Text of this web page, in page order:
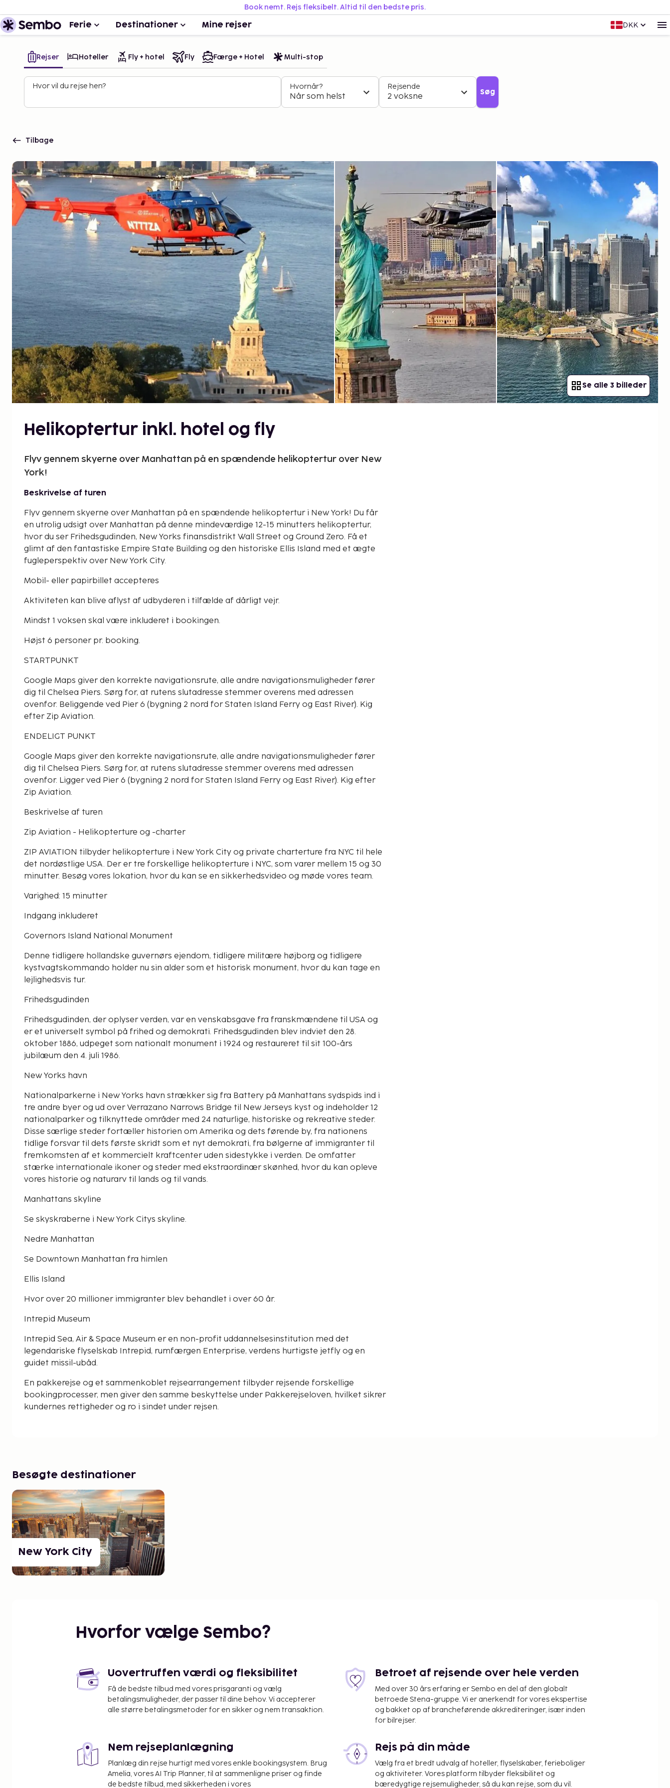
Book nemt. Rejs fleksibelt. Altid til den bedste pris.
Ferie Destinationer Mine rejser DKK
Rejser Hoteller Fly + hotel Fly Færge + Hotel Multi-stop
Hvor vil du rejse hen? Hvornår?
Når som helst
Rejsende
2 voksne Søg
Tilbage
Se alle 3 billeder
Helikoptertur inkl. hotel og fly
Flyv gennem skyerne over Manhattan på en spændende helikoptertur over New
York!
Beskrivelse af turen
Flyv gennem skyerne over Manhattan på en spændende helikoptertur i New York! Du får
en utrolig udsigt over Manhattan på denne mindeværdige 12-15 minutters helikoptertur,
hvor du ser Frihedsgudinden, New Yorks finansdistrikt Wall Street og Ground Zero. Få et
glimt af den fantastiske Empire State Building og den historiske Ellis Island med et ægte
fugleperspektiv over New York City.
Mobil- eller papirbillet accepteres
Aktiviteten kan blive aflyst af udbyderen i tilfælde af dårligt vejr.
Mindst 1 voksen skal være inkluderet i bookingen.
Højst 6 personer pr. booking.
STARTPUNKT
Google Maps giver den korrekte navigationsrute, alle andre navigationsmuligheder fører
dig til Chelsea Piers. Sørg for, at rutens slutadresse stemmer overens med adressen
ovenfor. Beliggende ved Pier 6 (bygning 2 nord for Staten Island Ferry og East River). Kig
efter Zip Aviation.
ENDELIGT PUNKT
Google Maps giver den korrekte navigationsrute, alle andre navigationsmuligheder fører
dig til Chelsea Piers. Sørg for, at rutens slutadresse stemmer overens med adressen
ovenfor. Ligger ved Pier 6 (bygning 2 nord for Staten Island Ferry og East River). Kig efter
Zip Aviation.
Beskrivelse af turen
Zip Aviation - Helikopterture og -charter
ZIP AVIATION tilbyder helikopterture i New York City og private charterture fra NYC til hele
det nordøstlige USA. Der er tre forskellige helikopterture i NYC, som varer mellem 15 og 30
minutter. Besøg vores lokation, hvor du kan se en sikkerhedsvideo og møde vores team.
Varighed: 15 minutter
Indgang inkluderet
Governors Island National Monument
Denne tidligere hollandske guvernørs ejendom, tidligere militære højborg og tidligere
kystvagtskommando holder nu sin alder som et historisk monument, hvor du kan tage en
lejlighedsvis tur.
Frihedsgudinden
Frihedsgudinden, der oplyser verden, var en venskabsgave fra franskmændene til USA og
er et universelt symbol på frihed og demokrati. Frihedsgudinden blev indviet den 28.
oktober 1886, udpeget som nationalt monument i 1924 og restaureret til sit 100-års
jubilæum den 4. juli 1986.
New Yorks havn
Nationalparkerne i New Yorks havn strækker sig fra Battery på Manhattans sydspids ind i
tre andre byer og ud over Verrazano Narrows Bridge til New Jerseys kyst og indeholder 12
nationalparker og tilknyttede områder med 24 naturlige, historiske og rekreative steder.
Disse særlige steder fortæller historien om Amerika og dets førende by, fra nationens
tidlige forsvar til dets første skridt som et nyt demokrati, fra bølgerne af immigranter til
fremkomsten af et kommercielt kraftcenter uden sidestykke i verden. De omfatter
stærke internationale ikoner og steder med ekstraordinær skønhed, hvor du kan opleve
vores historie og naturarv til lands og til vands.
Manhattans skyline
Se skyskraberne i New York Citys skyline.
Nedre Manhattan
Se Downtown Manhattan fra himlen
Ellis Island
Hvor over 20 millioner immigranter blev behandlet i over 60 år.
Intrepid Museum
Intrepid Sea, Air & Space Museum er en non-profit uddannelsesinstitution med det
legendariske flyselskab Intrepid, rumfærgen Enterprise, verdens hurtigste jetfly og en
guidet missil-ubåd.
En pakkerejse og et sammenkoblet rejsearrangement tilbyder rejsende forskellige
bookingprocesser, men giver den samme beskyttelse under Pakkerejseloven, hvilket sikrer
kundernes rettigheder og ro i sindet under rejsen.
Besøgte destinationer
New York City
Hvorfor vælge Sembo?
Uovertruffen værdi og fleksibilitet
Få de bedste tilbud med vores prisgaranti og vælg
betalingsmuligheder, der passer til dine behov. Vi accepterer
alle større betalingsmetoder for en sikker og nem transaktion.
Betroet af rejsende over hele verden
Med over 30 års erfaring er Sembo en del af den globalt
betroede Stena-gruppe. Vi er anerkendt for vores ekspertise
og bakket op af brancheførende akkrediteringer, især inden
for bilrejser.
Nem rejseplanlægning
Planlæg din rejse hurtigt med vores enkle bookingsystem. Brug
Amelia, vores AI Trip Planner, til at sammenligne priser og finde
de bedste tilbud, med sikkerheden i vores
Rejs på din måde
Vælg fra et bredt udvalg af hoteller, flyselskaber, ferieboliger
og aktiviteter. Vores platform tilbyder fleksibilitet og
bæredygtige rejsemuligheder, så du kan rejse, som du vil.